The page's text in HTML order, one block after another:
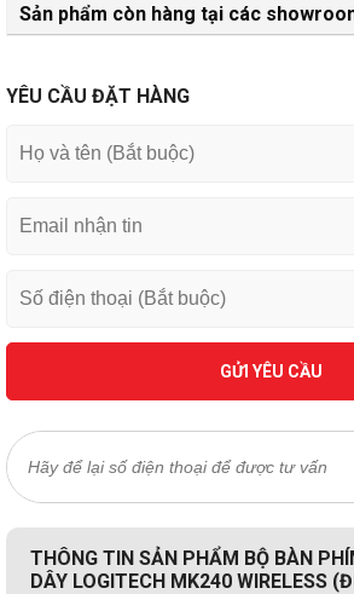
Sản phẩm còn hàng tại các
YÊU CẦU ĐẶT HÀNG
GỬI YÊU CẦU
THÔNG TIN SẢN PHẨM BỘ BÀN
DÂY LOGITECH MK240 WIRELESS